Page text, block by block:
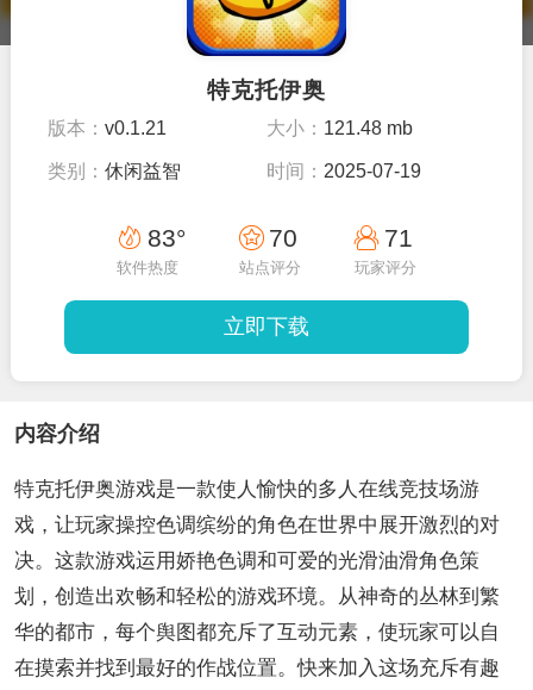
特克托伊奥
版本：v0.1.21 大小： 121.48 mb
类别：休闲益智 时间： 2025-07-19
83°
软件热度
70
站点评分
71
玩家评分
立即下载
内容介绍
特克托伊奥游戏是一款使人愉快的多人在线竞技场游
戏，让玩家操控色调缤纷的角色在世界中展开激烈的对
决。这款游戏运用娇艳色调和可爱的光滑油滑角色策
划，创造出欢畅和轻松的游戏环境。从神奇的丛林到繁
华的都市，每个舆图都充斥了互动元素，使玩家可以自
在摸索并找到最好的作战位置。快来加入这场充斥有趣